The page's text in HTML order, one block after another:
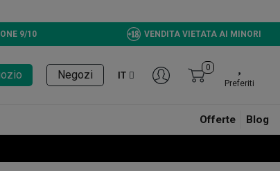
9/10 VENDITA VIETATA AI MINORI
Negozi IT
0
Preferiti
Offerte Blog